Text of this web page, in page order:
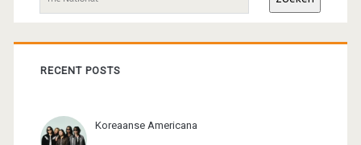
RECENT POSTS
Koreaanse Americana